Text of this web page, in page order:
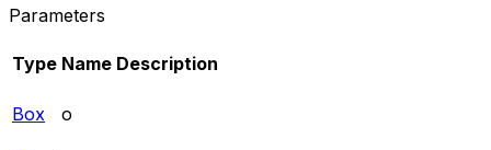
Parameters
Type Name Description
Box o